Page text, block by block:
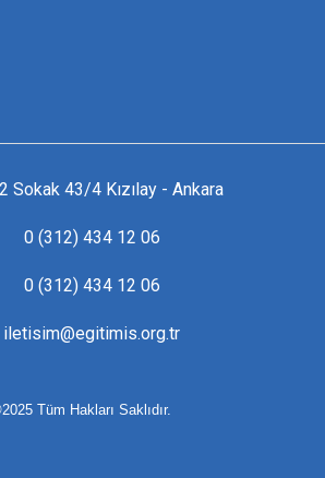
Sokak 43/4 Kızılay - Ankara
0 (312) 434 12 06
0 (312) 434 12 06
iletisim@egitimis.org.tr
Tüm Hakları Saklıdır.